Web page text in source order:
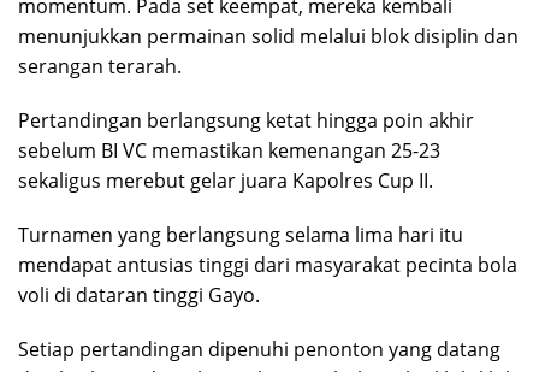
momentum. Pada set keempat, mereka kembali
menunjukkan permainan solid melalui blok disiplin dan
serangan terarah.
Pertandingan berlangsung ketat hingga poin akhir
sebelum BI VC memastikan kemenangan 25-23
sekaligus merebut gelar juara Kapolres Cup II.
Turnamen yang berlangsung selama lima hari itu
mendapat antusias tinggi dari masyarakat pecinta bola
voli di dataran tinggi Gayo.
Setiap pertandingan dipenuhi penonton yang datang